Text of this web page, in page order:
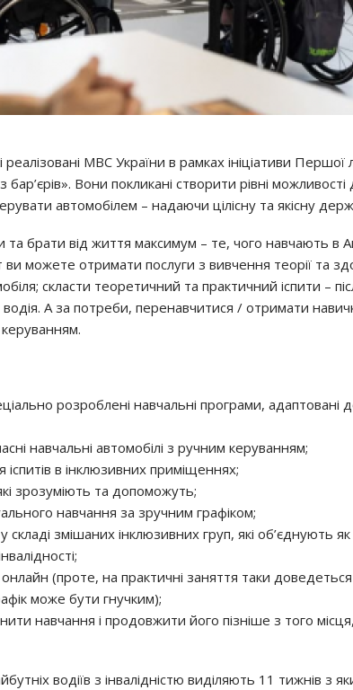
реалізовані МВС України в рамках ініціативи Першої
Вони покликані створити рівні
автомобілем – надаючи цілісну та якісну
та брати від життя максимум – те, чого навчають в
ви можете отримати послуги з вивчення теорії та
скласти теоретичний та практичний іспити –
А за потреби, перенавчитися / отримати
розроблені навчальні програми, адаптовані
навчальні автомобілі з ручним керуванням;
іспитів в інклюзивних приміщеннях;
зрозуміють та допоможуть;
навчання за зручним графіком;
складі змішаних інклюзивних груп, які об’єднують як
(проте, на практичні заняття таки
може бути гнучким);
навчання і продовжити його пізніше з того
водіїв з інвалідністю виділяють 11 тижнів з